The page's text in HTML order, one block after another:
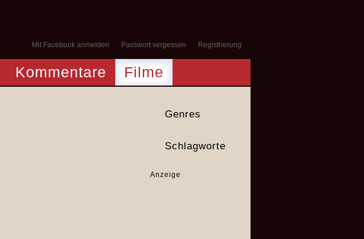
Mit Facebook anmelden Passwort vergessen Registrierung
Kommentare Filme
Genres
Schlagworte
Anzeige